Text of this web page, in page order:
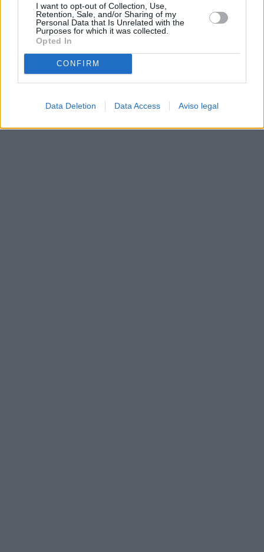
I want to opt-out of Collection, Use,
Retention, Sale, and/or Sharing of my
Personal Data that Is Unrelated with the
Purposes for which it was collected.
Opted In
CONFIRM
Data Deletion Data Access Aviso legal